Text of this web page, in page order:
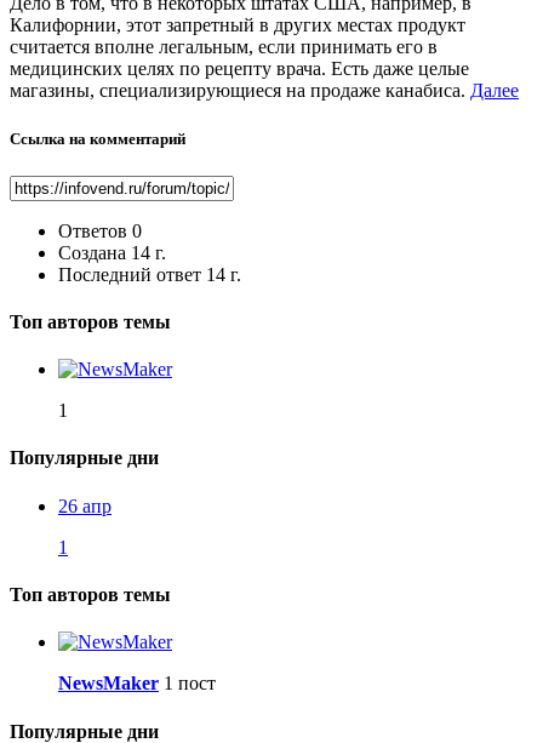
Калифорнии, этот запретный в других местах продукт
считается вполне легальным, если принимать его в
медицинских целях по рецепту врача. Есть даже целые
магазины, специализирующиеся на продаже канабиса. Далее
Ссылка на комментарий
Ответов 0
Создана 14 г.
Последний ответ 14 г.
Топ авторов темы
1
Популярные дни
26 апр
1
Топ авторов темы
NewsMaker 1 пост
Популярные дни